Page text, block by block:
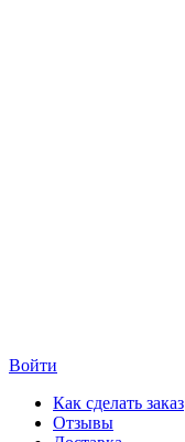
Войти
Как сделать заказ
Отзывы